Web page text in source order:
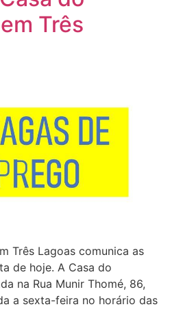
Três
Três Lagoas comunica as
de hoje. A Casa do
na Rua Munir Thomé, 86,
a sexta-feira no horário das